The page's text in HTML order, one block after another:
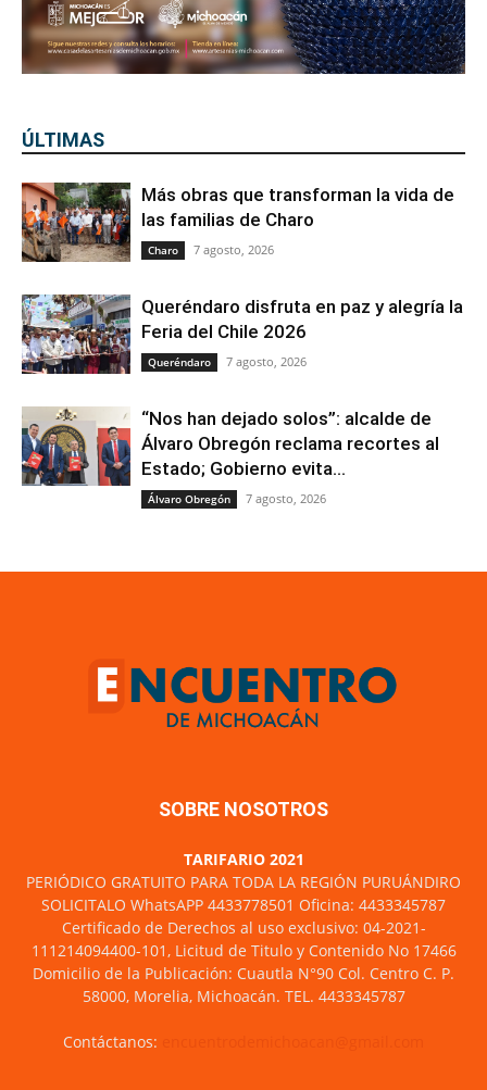
ÚLTIMAS
Más obras que transforman la vida de
las familias de Charo
Charo 7 agosto, 2026
Queréndaro disfruta en paz y alegría la
Feria del Chile 2026
Queréndaro 7 agosto, 2026
“Nos han dejado solos”: alcalde de
Álvaro Obregón reclama recortes al
Estado; Gobierno evita...
Álvaro Obregón 7 agosto, 2026
SOBRE NOSOTROS
TARIFARIO 2021
PERIÓDICO GRATUITO PARA TODA LA REGIÓN PURUÁNDIRO
SOLICITALO WhatsAPP 4433778501 Oficina: 4433345787
Certificado de Derechos al uso exclusivo: 04-2021-
111214094400-101, Licitud de Titulo y Contenido No 17466
Domicilio de la Publicación: Cuautla N°90 Col. Centro C. P.
58000, Morelia, Michoacán. TEL. 4433345787
Contáctanos: